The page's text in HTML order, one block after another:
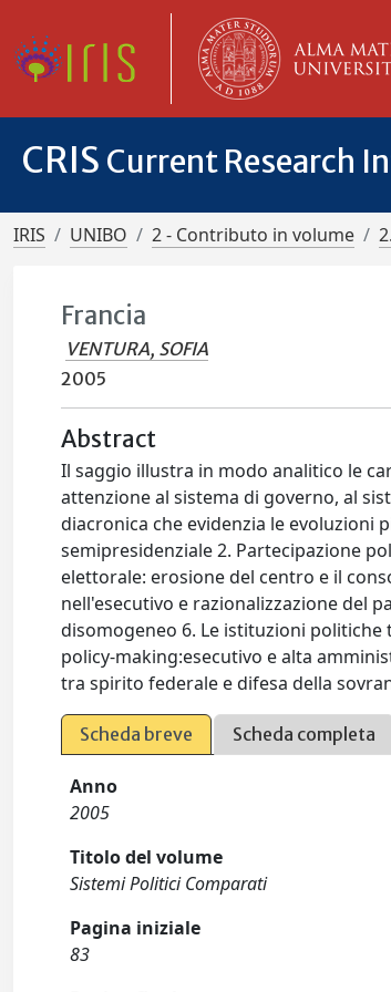
CRIS Current Research
IRIS UNIBO 2 - Contributo in volume
Francia
VENTURA, SOFIA
2005
Abstract
Il saggio illustra in modo analitico le
attenzione al sistema di governo, al
diacronica che evidenzia le evoluzioni
semipresidenziale 2. Partecipazione
elettorale: erosione del centro e il
nell'esecutivo e razionalizzazione del
disomogeneo 6. Le istituzioni
policy-making:esecutivo e alta
tra spirito federale e difesa della
Scheda breve Scheda completa
Anno
2005
Titolo del volume
Sistemi Politici Comparati
Pagina iniziale
83